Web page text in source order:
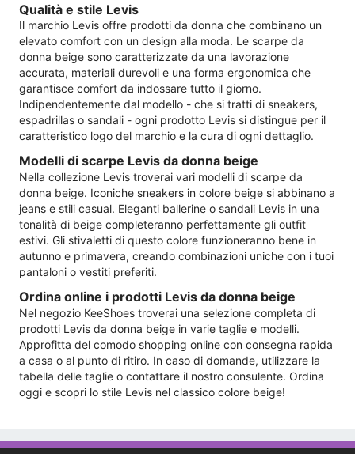
Qualità e stile Levis
Il marchio Levis offre prodotti da donna che combinano un
elevato comfort con un design alla moda. Le scarpe da
donna beige sono caratterizzate da una lavorazione
accurata, materiali durevoli e una forma ergonomica che
garantisce comfort da indossare tutto il giorno.
Indipendentemente dal modello - che si tratti di sneakers,
espadrillas o sandali - ogni prodotto Levis si distingue per il
caratteristico logo del marchio e la cura di ogni dettaglio.
Modelli di scarpe Levis da donna beige
Nella collezione Levis troverai vari modelli di scarpe da
donna beige. Iconiche sneakers in colore beige si abbinano a
jeans e stili casual. Eleganti ballerine o sandali Levis in una
tonalità di beige completeranno perfettamente gli outfit
estivi. Gli stivaletti di questo colore funzioneranno bene in
autunno e primavera, creando combinazioni uniche con i tuoi
pantaloni o vestiti preferiti.
Ordina online i prodotti Levis da donna beige
Nel negozio KeeShoes troverai una selezione completa di
prodotti Levis da donna beige in varie taglie e modelli.
Approfitta del comodo shopping online con consegna rapida
a casa o al punto di ritiro. In caso di domande, utilizzare la
tabella delle taglie o contattare il nostro consulente. Ordina
oggi e scopri lo stile Levis nel classico colore beige!